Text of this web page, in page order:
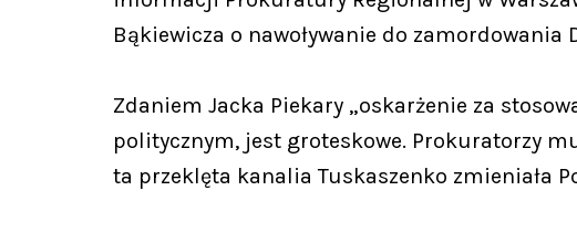
Bąkiewicza o nawoływanie do zamordowania
Zdaniem Jacka Piekary „oskarżenie za
politycznym, jest groteskowe. Prokuratorzy
ta przeklęta kanalia Tuskaszenko zmieniała